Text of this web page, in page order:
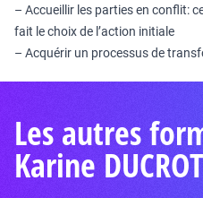
– Accueillir les parties en conflit:
fait le choix de l’action initiale
– Acquérir un processus de
Les autres
Karine DUCROT